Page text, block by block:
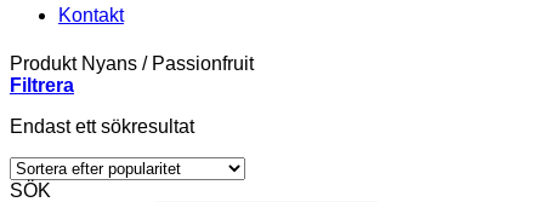
Kontakt
Produkt Nyans /Passionfruit
Filtrera
Endast ett sökresultat
SÖK